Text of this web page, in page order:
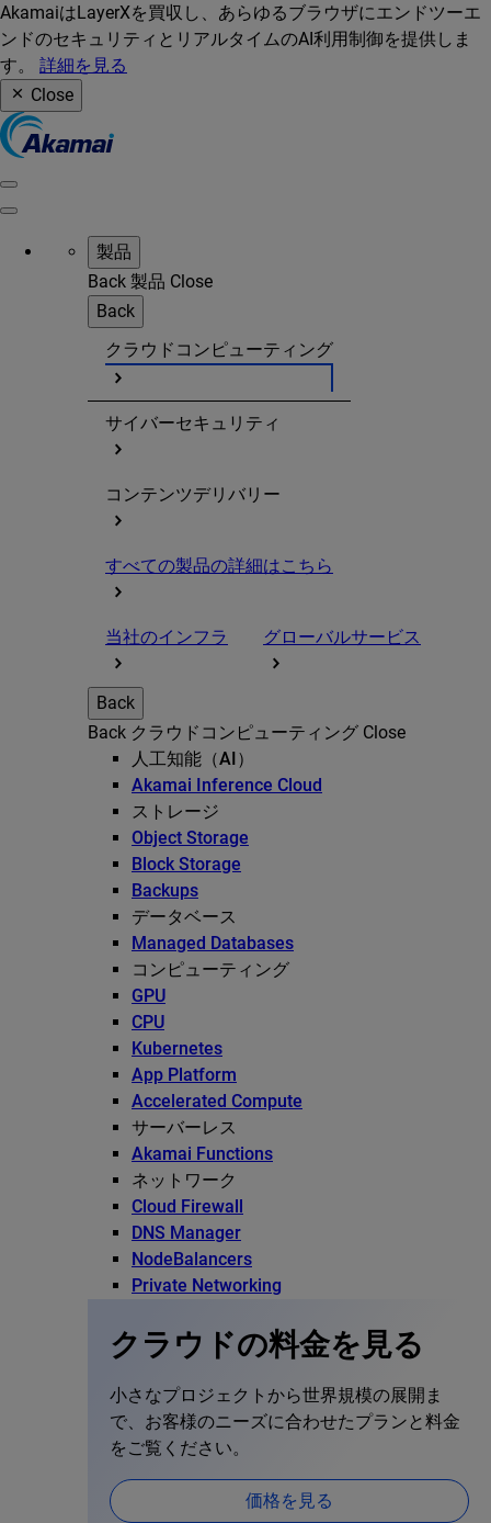
AkamaiはLayerXを買収し、あらゆるブラウザにエンドツーエ
ンドのセキュリティとリアルタイムのAI利用制御を提供しま
す。 詳細を見る
Close
製品
Back 製品 Close
Back
クラウドコンピューティング
サイバーセキュリティ
コンテンツデリバリー
すべての製品の詳細はこちら
当社のインフラ グローバルサービス
Back
Back クラウドコンピューティング Close
人工知能（AI）
Akamai Inference Cloud
ストレージ
Object Storage
Block Storage
Backups
データベース
Managed Databases
コンピューティング
GPU
CPU
Kubernetes
App Platform
Accelerated Compute
サーバーレス
Akamai Functions
ネットワーク
Cloud Firewall
DNS Manager
NodeBalancers
Private Networking
クラウドの料金を見る
小さなプロジェクトから世界規模の展開ま
で、お客様のニーズに合わせたプランと料金
をご覧ください。
価格を見る